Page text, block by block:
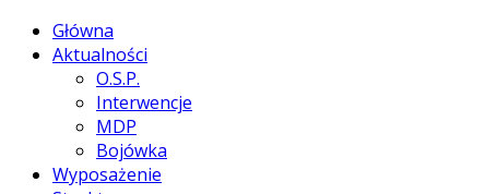
Główna
Aktualności
O.S.P.
Interwencje
MDP
Bojówka
Wyposażenie